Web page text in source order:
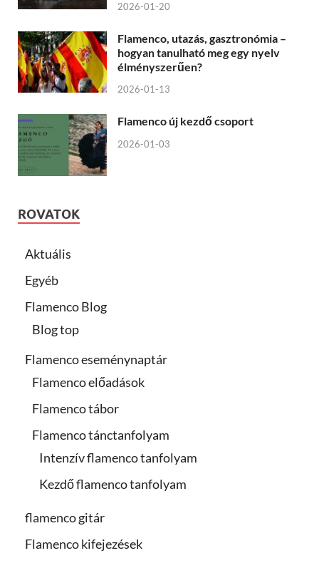
2026-01-20
Flamenco, utazás, gasztronómia –
hogyan tanulható meg egy nyelv
élményszerűen?
2026-01-13
Flamenco új kezdő csoport
2026-01-03
ROVATOK
Aktuális
Egyéb
Flamenco Blog
Blog top
Flamenco eseménynaptár
Flamenco előadások
Flamenco tábor
Flamenco tánctanfolyam
Intenzív flamenco tanfolyam
Kezdő flamenco tanfolyam
flamenco gitár
Flamenco kifejezések